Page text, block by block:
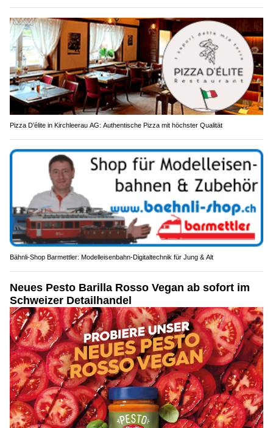
Pizza D’élite in Kirchleerau AG: Authentische Pizza mit höchster Qualität
Bähnli-Shop Barmettler: Modelleisenbahn-Digitaltechnik für Jung & Alt
Neues Pesto Barilla Rosso Vegan ab sofort im
Schweizer Detailhandel